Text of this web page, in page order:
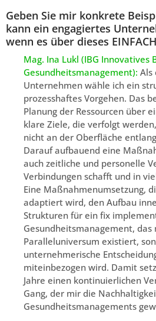
Geben Sie mir konkrete
kann ein engagiertes
wenn es über dieses
Mag. Ina Lukl (IBG Innovatives
Gesundheitsmanagement): Als
Unternehmen wähle ich ein
prozesshaftes Vorgehen. Das
Planung der Ressourcen über
klare Ziele, die verfolgt
nicht an der Oberfläche
Darauf aufbauend eine
auch zeitliche und personelle
Verbindungen schafft und in
Eine Maßnahmenumsetzung,
adaptiert wird, den Aufbau
Strukturen für ein fix
Gesundheitsmanagement, das
Paralleluniversum existiert,
unternehmerische
miteinbezogen wird. Damit
Jahre einen kontinuierlichen
Gang, der mir die
Gesundheitsmanagements